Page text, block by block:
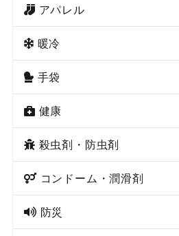
アパレル
暖冷
手袋
健康
殺虫剤・防虫剤
コンドーム・潤滑剤
防災